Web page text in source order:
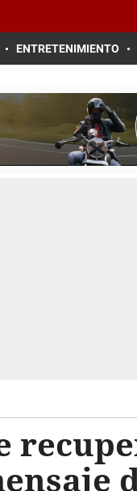
ENTRETENIMIENTO